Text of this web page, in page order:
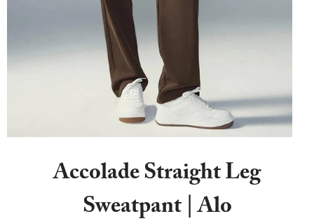
Accolade Straight Leg
Sweatpant | Alo